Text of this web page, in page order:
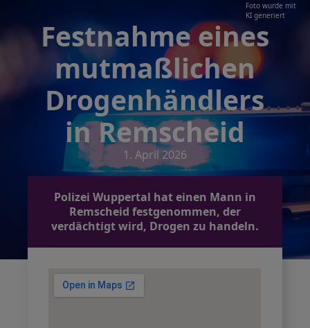
Foto wurde mit
KI generiert
Festnahme eines
mutmaßlichen
Drogenhändlers
in Remscheid
1. April 2026
Polizei Wuppertal hat einen Mann in
Remscheid festgenommen, der
verdächtigt wird, Drogen zu handeln.